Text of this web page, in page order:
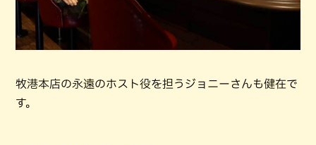
牧港本店の永遠のホスト役を担うジョニーさんも健在で
す。